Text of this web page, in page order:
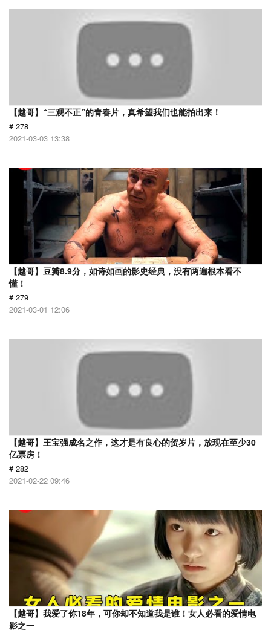
【越哥】“三观不正”的青春片，真希望我们也能拍出来！
# 278
2021-03-03 13:38
【越哥】豆瓣8.9分，如诗如画的影史经典，没有两遍根本看不
懂！
# 279
2021-03-01 12:06
【越哥】王宝强成名之作，这才是有良心的贺岁片，放现在至少30
亿票房！
# 282
2021-02-22 09:46
【越哥】我爱了你18年，可你却不知道我是谁！女人必看的爱情电
影之一